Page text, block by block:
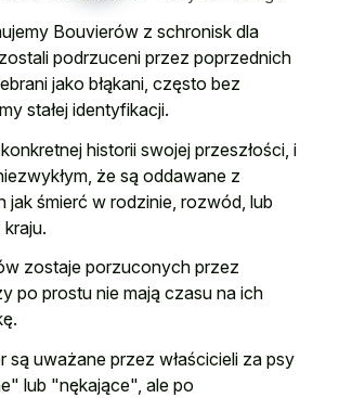
Bouvierów z schronisk dla
podrzuceni przez poprzednich
jako błąkani, często bez
stałej identyfikacji.
historii swojej przeszłości, i
że są oddawane z
jak śmierć w rodzinie, rozwód, lub
zostaje porzuconych przez
po prostu nie mają czasu na ich
są uważane przez właścicieli za psy
lub "nękające", ale po